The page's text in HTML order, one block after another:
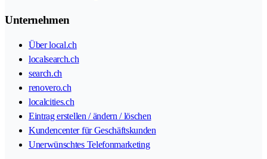
Unternehmen
Über local.ch
localsearch.ch
search.ch
renovero.ch
localcities.ch
Eintrag erstellen / ändern / löschen
Kundencenter für Geschäftskunden
Unerwünschtes Telefonmarketing